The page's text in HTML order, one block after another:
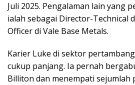
Juli 2025. Pengalaman lain yang
ialah sebagai Director-Technical
Officer di Vale Base Metals.
Karier Luke di sektor
cukup panjang. Ia pernah
Billiton dan menempati sejumlah